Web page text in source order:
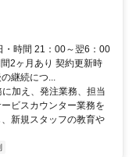
・時間 21：00～翌6：00
2ヶ月あり 契約更新時
継続につ...
加え、発注業務、担当
ビスカウンター業務を
新規スタッフの教育や